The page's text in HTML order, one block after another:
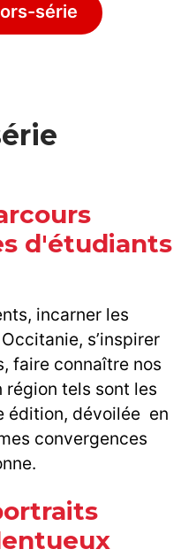
série
d'étudiants
incarner les
s’inspirer
faire connaître nos
région tels sont les
édition, dévoilée en
convergences